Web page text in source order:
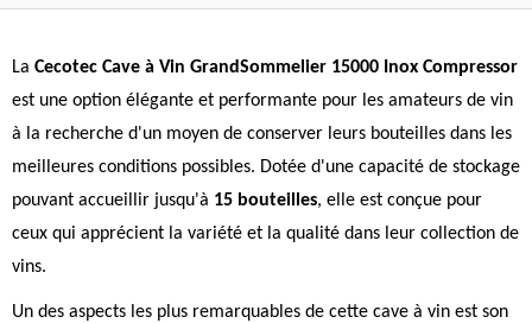
La Cecotec Cave à Vin GrandSommelier 15000 Inox Compressor
est une option élégante et performante pour les amateurs de vin
à la recherche d'un moyen de conserver leurs bouteilles dans les
meilleures conditions possibles. Dotée d'une capacité de stockage
pouvant accueillir jusqu'à 15 bouteilles, elle est conçue pour
ceux qui apprécient la variété et la qualité dans leur collection de
vins.
Un des aspects les plus remarquables de cette cave à vin est son